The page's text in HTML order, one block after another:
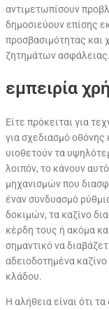
αντιμετωπίσουν
δημοσιεύουν επίσης
προσβασιμότητας και
ζητημάτων ασφάλειας.
εμπειρία
Είτε πρόκειται για
για σχεδιασμό οθόνης
υιοθετούν τα
λοιπόν, το κάνουν
μηχανισμών που
έναν συνδυασμό
δοκιμών, τα καζίνο
κέρδη τους ή ακόμα
σημαντικό να
αδειοδοτημένα
κλάδου.
Η αλήθεια είναι ότι